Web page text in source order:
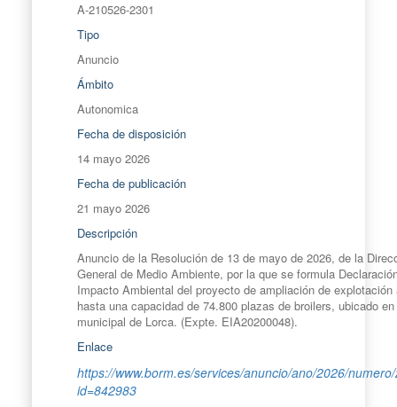
A-210526-2301
Tipo
Anuncio
Ámbito
Autonomica
Fecha de disposición
14 mayo 2026
Fecha de publicación
21 mayo 2026
Descripción
Anuncio de la Resolución de 13 de mayo de 2026, de la
General de Medio Ambiente, por la que se formula
Impacto Ambiental del proyecto de ampliación de
hasta una capacidad de 74.800 plazas de broilers, ubicado
municipal de Lorca. (Expte. EIA20200048).
Enlace
https://www.borm.es/services/anuncio/ano/2026/
id=842983